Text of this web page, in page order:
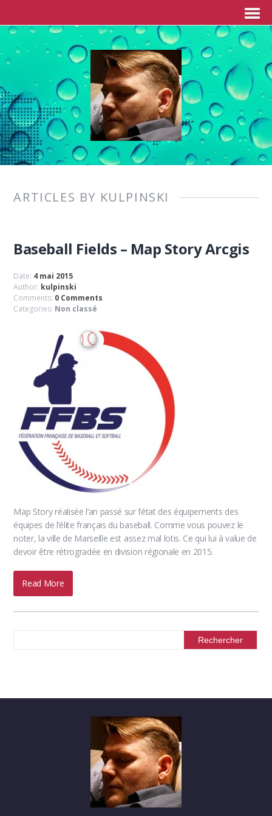
ARTICLES BY KULPINSKI
Baseball Fields – Map Story Arcgis
Date: 4 mai 2015
Author: kulpinski
Comments: 0 Comments
Categories: Non classé
Map Story réalisée l’an passé sur l’état des équipements des
équipes de l’élite français du baseball. Comme vous pouvez le
noter, la ville de Marseille est assez mal lotis. Ce qui lui à value de
devoir être rétrogradée en division régionale en 2015.
Read More